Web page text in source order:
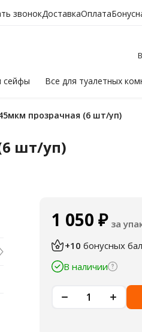
звонокДоставкаОплата
сейфы Все для туалетных
прозрачная (6 шт/уп)
шт/уп)
1 050 ₽ за
+10 бонусных
В наличии